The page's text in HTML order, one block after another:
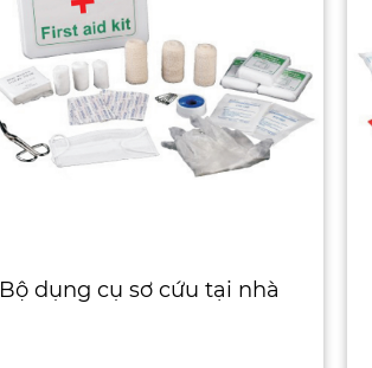
Bộ dụng cụ sơ cứu tại nhà